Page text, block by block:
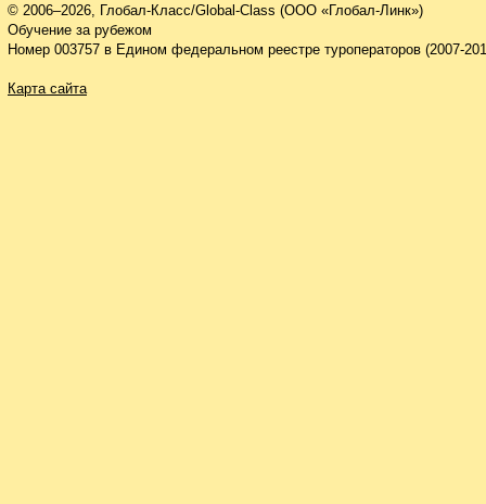
© 2006–2026, Глобал-Класс/Global-Class (ООО «Глобал-Линк»)
Обучение за рубежом
Номер 003757 в Едином федеральном реестре туроператоров (2007-
Карта сайта